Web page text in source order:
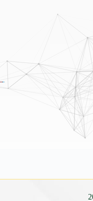
عبدالواحد بجمهورهً 6 أغسطس 2026